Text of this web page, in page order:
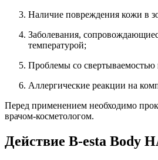
Наличие повреждения кожи в
Заболевания,
температурой;
Проблемы со свертываемостью
Аллергические реакции на
Перед применением необходимо
врачом-косметологом.
Действие B-esta Body